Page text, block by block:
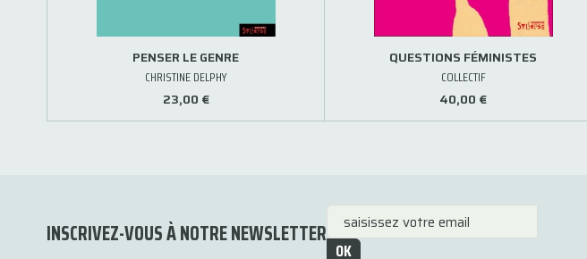
PENSER LE GENRE
CHRISTINE DELPHY
23,00 €
QUESTIONS FÉMINISTES
COLLECTIF
40,00 €
INSCRIVEZ-VOUS À NOTRE NEWSLETTER
OK